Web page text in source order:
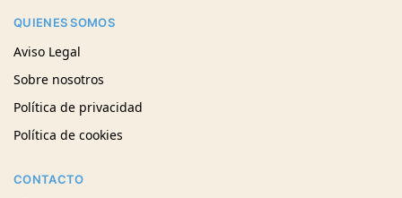
QUIENES SOMOS
Aviso Legal
Sobre nosotros
Política de privacidad
Política de cookies
CONTACTO